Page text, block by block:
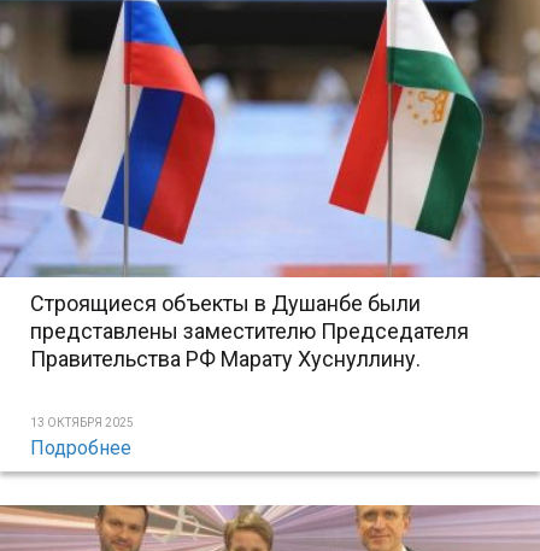
Строящиеся объекты в Душанбе были
представлены заместителю Председателя
Правительства РФ Марату Хуснуллину.
13 ОКТЯБРЯ 2025
Подробнее